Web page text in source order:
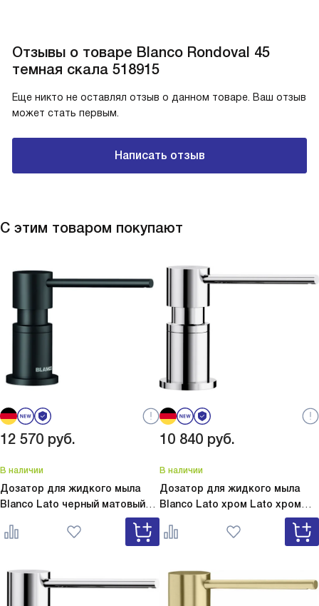
Отзывы о товаре Blanco Rondoval 45
темная скала 518915
Еще никто не оставлял отзыв о данном товаре. Ваш отзыв
может стать первым.
Написать отзыв
С этим товаром покупают
12 570 руб.
В наличии
Дозатор для жидкого мыла
Blanco Lato черный матовый
Lato черный матовый 525789
10 840 руб.
В наличии
Дозатор для жидкого мыла
Blanco Lato хром Lato хром